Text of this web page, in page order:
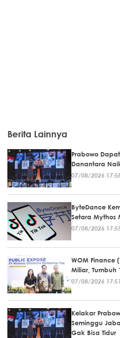
Berita Lainnya
Prabowo
Danantara
07/08/2026
ByteDance
Setara Mythos
07/08/2026
WOM Finance
Miliar, Tumbuh
07/08/2026
Kelakar
Seminggu
Gak Bisa Tidur